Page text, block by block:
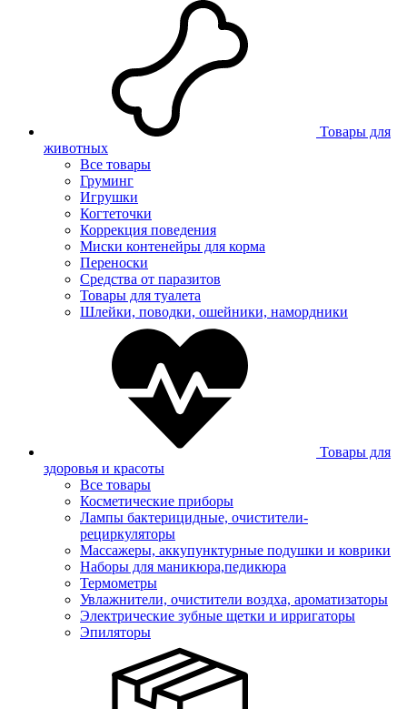
Товары для
животных
Все товары
Груминг
Игрушки
Когтеточки
Коррекция поведения
Миски контенейры для корма
Переноски
Средства от паразитов
Товары для туалета
Шлейки, поводки, ошейники, намордники
Товары для
здоровья и красоты
Все товары
Косметические приборы
Лампы бактерицидные, очистители-
рециркуляторы
Массажеры, аккупунктурные подушки и коврики
Наборы для маникюра,педикюра
Термометры
Увлажнители, очистители воздха, ароматизаторы
Электрические зубные щетки и ирригаторы
Эпиляторы